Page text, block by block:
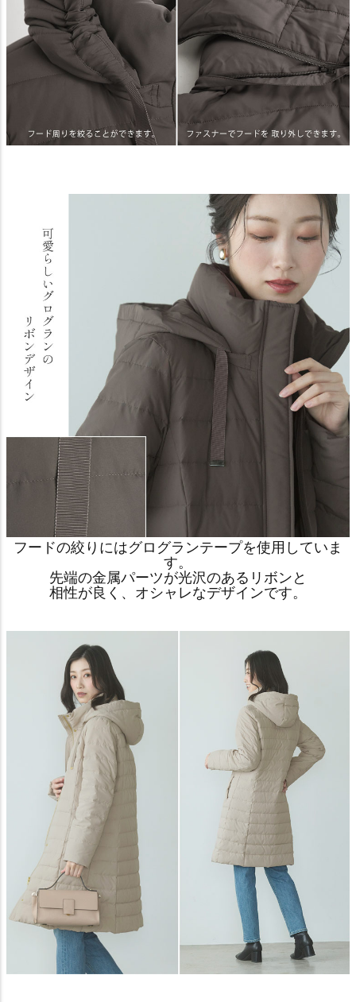
フードの絞りにはグログランテープを使用していま
す。
先端の金属パーツが光沢のあるリボンと
相性が良く、オシャレなデザインです。